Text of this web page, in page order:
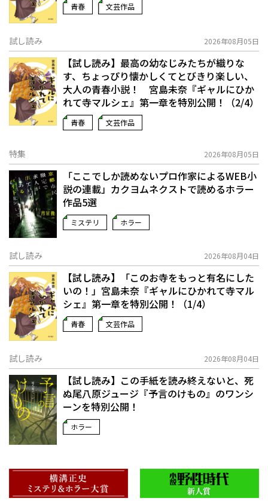
青春 文芸作品
試し読み 2026年08月05日
【試し読み】最高の幼なじみたちが織りな
す、ちょっぴり懐かしくてとびきり楽しい、
大人の青春小説！ 宮島未奈『ギャルにひか
れて寺マルシェ』第一章を特別公開！（2/4）
青春 文芸作品
特集 2026年08月05日
「ここでしか読めないプロ作家によるWEB小
説の連載」――カクヨムネクストで読めるホラー
作品5選
ミステリ ホラー
試し読み 2026年08月04日
【試し読み】「このお寺をもっと有名にした
いの！」宮島未奈『ギャルにひかれて寺マル
シェ』第一章を特別公開！（1/4）
青春 文芸作品
試し読み 2026年08月04日
【試し読み】この手紙を読み終えないと、死
ぬ――尾八原ジュージ『予言のけもの』のワンシ
ーンを特別公開！
ホラー